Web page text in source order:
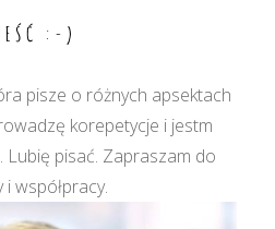
:-)
pisze o różnych apsektach
korepetycje i jestm
Lubię pisać. Zapraszam do
i współpracy.